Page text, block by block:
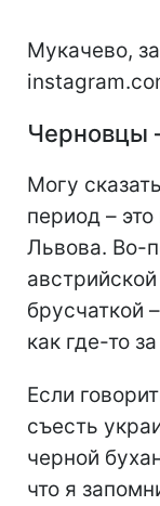
Мукачево,
Черновцы
Могу
период –
Львова. Во-
брусчаткой
как где-то
Если
съесть
черной
что я